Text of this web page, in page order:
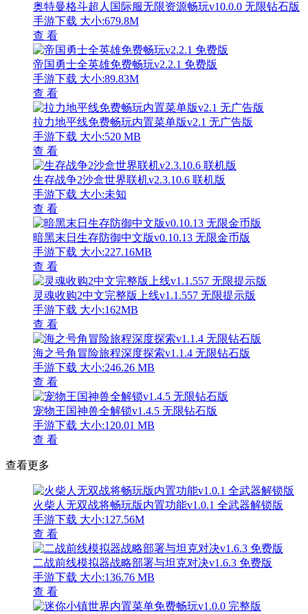
奥特曼格斗超人国际服无限资源畅玩v10.0.0 无限钻石版
手游下载 大小:679.8M
查 看
帝国勇士全英雄免费畅玩v2.2.1 免费版
手游下载 大小:89.83M
查 看
拉力地平线免费畅玩内置菜单版v2.1 无广告版
手游下载 大小:520 MB
查 看
生存战争2沙盒世界联机v2.3.10.6 联机版
手游下载 大小:未知
查 看
暗黑末日生存防御中文版v0.10.13 无限金币版
手游下载 大小:227.16MB
查 看
灵魂收购2中文完整版上线v1.1.557 无限提示版
手游下载 大小:162MB
查 看
海之号角冒险旅程深度探索v1.1.4 无限钻石版
手游下载 大小:246.26 MB
查 看
宠物王国神兽全解锁v1.4.5 无限钻石版
手游下载 大小:120.01 MB
查 看
查看更多
火柴人无双战将畅玩版内置功能v1.0.1 全武器解锁版
手游下载 大小:127.56M
查 看
二战前线模拟器战略部署与坦克对决v1.6.3 免费版
手游下载 大小:136.76 MB
查 看